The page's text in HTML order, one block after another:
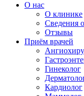
О нас
О клинике
Сведения
Отзывы
Приём врачей
Гинеколог
Кардиолог